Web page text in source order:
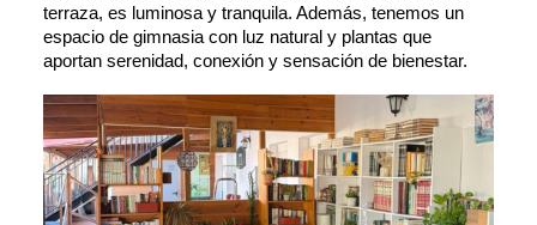
terraza, es luminosa y tranquila. Además, tenemos un
espacio de gimnasia con luz natural y plantas que
aportan serenidad, conexión y sensación de bienestar.